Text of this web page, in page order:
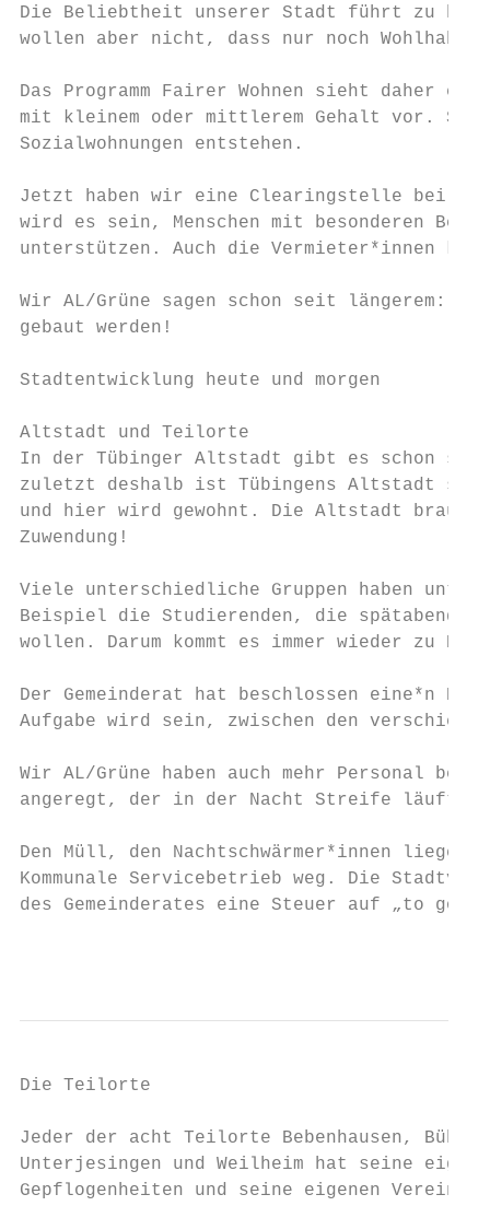
Die Beliebtheit unserer Stadt führt zu
wollen aber nicht, dass nur noch
Das Programm Fairer Wohnen sieht daher
mit kleinem oder mittlerem Gehalt vor.
Sozialwohnungen entstehen.
Jetzt haben wir eine Clearingstelle bei der
wird es sein, Menschen mit besonderen
unterstützen. Auch die Vermieter*innen
Wir AL/Grüne sagen schon seit längerem: Es
gebaut werden!
Stadtentwicklung heute und morgen
Altstadt und Teilorte
In der Tübinger Altstadt gibt es schon seit
zuletzt deshalb ist Tübingens Altstadt
und hier wird gewohnt. Die Altstadt braucht
Zuwendung!
Viele unterschiedliche Gruppen haben
Beispiel die Studierenden, die spätabends
wollen. Darum kommt es immer wieder zu
Der Gemeinderat hat beschlossen eine*n
Aufgabe wird sein, zwischen den
Wir AL/Grüne haben auch mehr Personal
angeregt, der in der Nacht Streife läuft
Den Müll, den Nachtschwärmer*innen
Kommunale Servicebetrieb weg. Die
des Gemeinderates eine Steuer auf „to go-
Die Teilorte
Jeder der acht Teilorte Bebenhausen,
Unterjesingen und Weilheim hat seine
Gepflogenheiten und seine eigenen